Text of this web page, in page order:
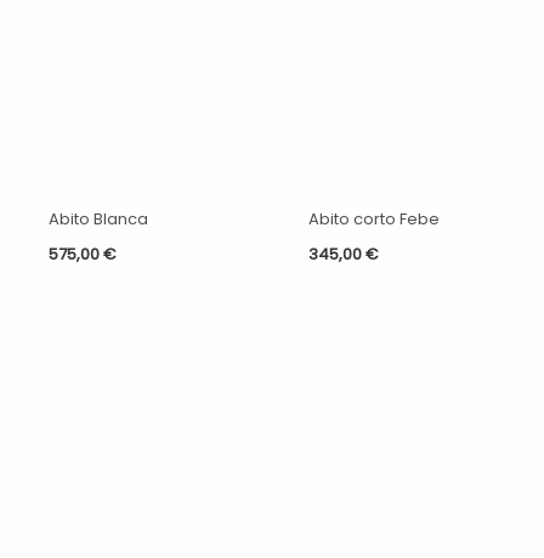
Abito Blanca
575,00€
Abito corto Febe
345,00€